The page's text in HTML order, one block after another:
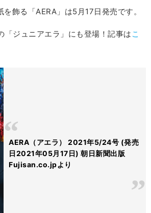
飾る「AERA」は5月17日発売です。
「ジュニアエラ」にも登場！記事は こ
AERA（アエラ） 2021年5/24号 (発売
日2021年05月17日) 朝日新聞出版
Fujisan.co.jpより